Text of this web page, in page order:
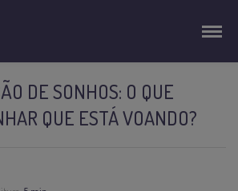
DE SONHOS: O QUE
QUE ESTÁ VOANDO?